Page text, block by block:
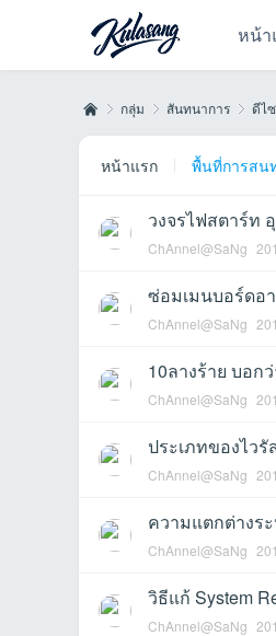
หน้า
กลุ่ม สันทนาการ ดีไ
หน้าแรก พื้นที่การสน
วงจรไฟสตาร์ท
ChAnnel@SaNg
ซ่อมเมนบอร์ดอ
ChAnnel@SaNg
10ลางร้าย บอก
ChAnnel@SaNg
ประเภทของไว
ChAnnel@SaNg
ความแตกต่างระ
ChAnnel@SaNg
วิธีแก้ System
ChAnnel@SaNg